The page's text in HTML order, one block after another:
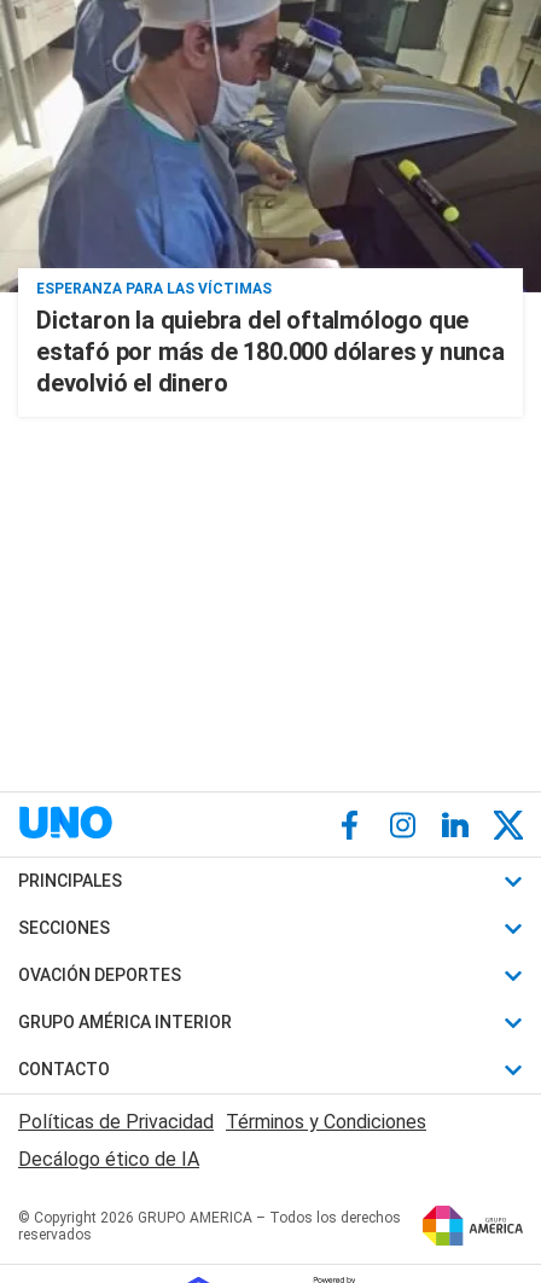
ESPERANZA PARA LAS VÍCTIMAS
Dictaron la quiebra del oftalmólogo que
estafó por más de 180.000 dólares y nunca
devolvió el dinero
PRINCIPALES
Últimas Noticias
Política
Judiciales
Economia
SECCIONES
Horóscopo
Motores
Trucos caseros
Series y Películas
Edictos y Solicitadas
OVACIÓN DEPORTES
Fútbol
Mundial
Automovilismo
Rugby
Básquet
GRUPO AMÉRICA INTERIOR
Canal 7 en Vivo
San Juan 8
CONTACTO
Acerca de Nosotros
Contactanos
Políticas de Privacidad Términos y Condiciones
Decálogo ético de IA
© Copyright 2026 GRUPO AMERICA – Todos los derechos
reservados